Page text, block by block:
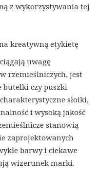
z wykorzystywania tej
kreatywną etykietę
uwagę
rzemieślniczych, jest
butelki czy puszki
słoiki,
i wysoką jakość
stanowią
zaprojektowanych
barwy i ciekawe
wizerunek marki.